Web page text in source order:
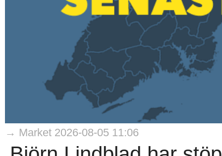
→ Market 2026-08-05 11:06